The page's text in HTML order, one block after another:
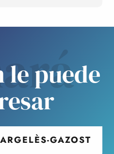
le puede
GAZOST